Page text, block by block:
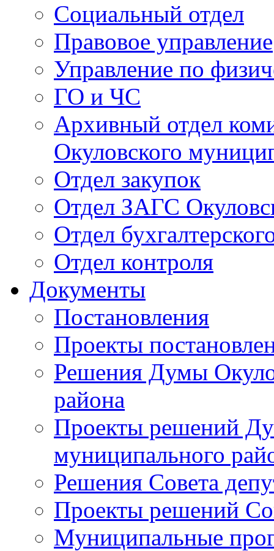
Социальный отдел
Правовое управление
Управление по
ГО и ЧС
Архивный отдел
Окуловского
Отдел закупок
Отдел ЗАГС
Отдел
Отдел контроля
Документы
Постановления
Проекты
Решения Думы
района
Проекты решений
муниципального
Решения Совета
Проекты решений
Муниципальные